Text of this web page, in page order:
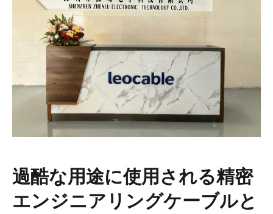
過酷な用途に使用される精密
エンジニアリングケーブルと